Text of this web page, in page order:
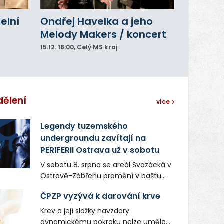
Ondřej Havelka a jeho
Melody Makers / koncert
15.12. 18:00, Celý MS kraj
více
Legendy tuzemského
undergroundu zavítají na
PERIFERII Ostrava už v sobotu
V sobotu 8. srpna se areál Svazácká v
Ostravě-Zábřehu promění v baštu
hudby. Uskuteční se zde totiž první
ročník festivalu PERIFERIE Ostrava.
Brány areálu se otevřou půlhodinu po
ČPZP vyzývá k darování krve
Krev a její složky navzdory
dynamickému pokroku nelze uměle